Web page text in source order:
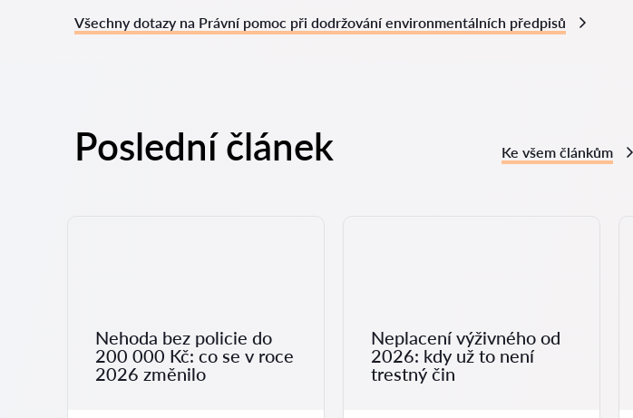
Všechny dotazy na Právní pomoc při dodržování environmentálních předpisů
Poslední článek Ke všem článkům
Nehoda bez policie do
200 000 Kč: co se v roce
2026 změnilo
Neplacení výživného od
2026: kdy už to není
trestný čin